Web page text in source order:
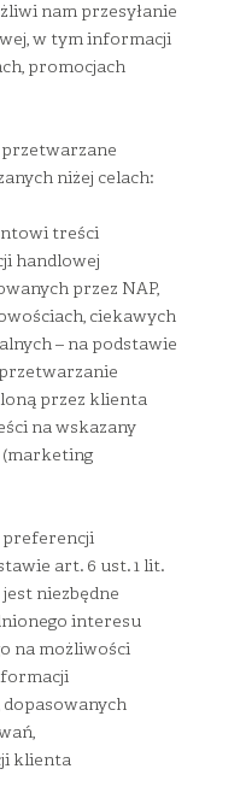
nam przesyłanie
w tym informacji
promocjach
niżej celach:
treści
handlowej
przez NAP,
ciekawych
– na podstawie
przetwarzanie
przez klienta
na wskazany
preferencji
art. 6 ust. 1 lit.
niezbędne
interesu
na możliwości
klienta